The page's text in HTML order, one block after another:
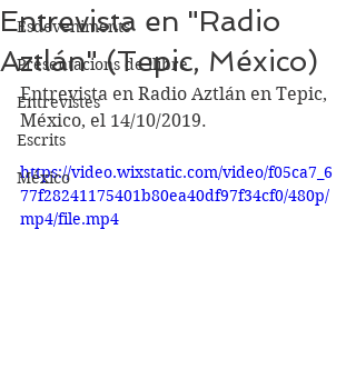
Esdeveniments
Presentacions de llibre
Entrevistes
Escrits
México
Entrevista en "Radio
Aztlán" (Tepic, México)
Entrevista en Radio Aztlán en Tepic,
México, el 14/10/2019.
https://video.wixstatic.com/video/f05ca7_6
77f28241175401b80ea40df97f34cf0/480p/
mp4/file.mp4